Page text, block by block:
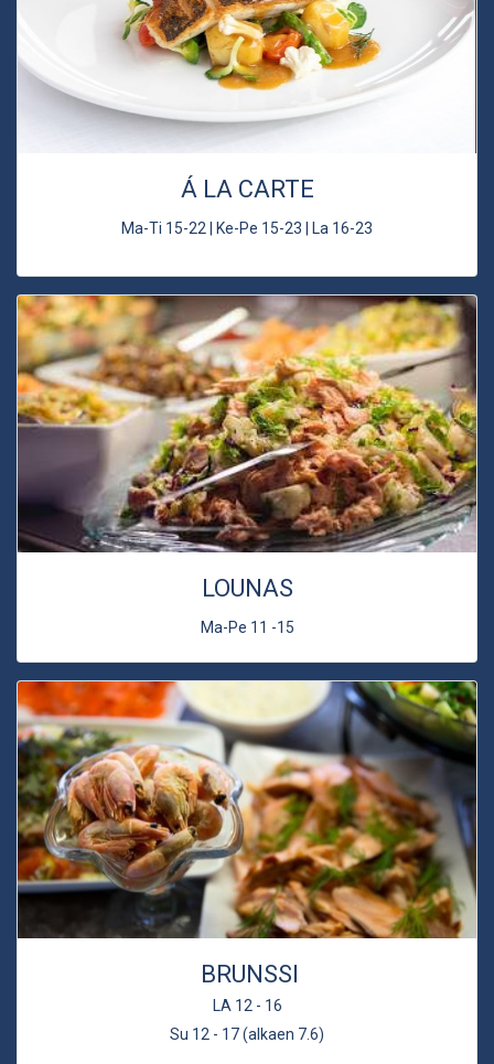
Á LA CARTE
Ma-Ti 15-22 | Ke-Pe 15-23 | La 16-23
LOUNAS
Ma-Pe 11 -15
BRUNSSI
LA 12 - 16
Su 12 - 17 (alkaen 7.6)